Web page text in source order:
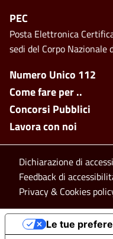
Footer side
Numero Unico 112
Come fare per ..
Concorsi Pubblici
Lavora con noi
PEC
Posta Elettronica
sedi del Corpo Nazionale
Footer
Dichiarazione di
Feedback di
Privacy & Cookies
Le tue